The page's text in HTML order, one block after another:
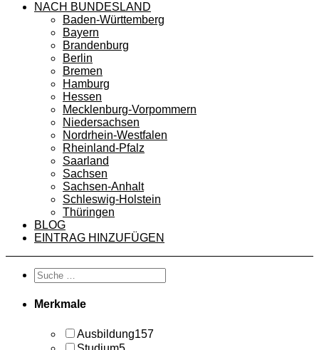
NACH BUNDESLAND
Baden-Württemberg
Bayern
Brandenburg
Berlin
Bremen
Hamburg
Hessen
Mecklenburg-Vorpommern
Niedersachsen
Nordrhein-Westfalen
Rheinland-Pfalz
Saarland
Sachsen
Sachsen-Anhalt
Schleswig-Holstein
Thüringen
BLOG
EINTRAG HINZUFÜGEN
Merkmale
Ausbildung157